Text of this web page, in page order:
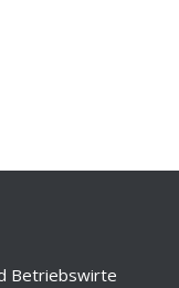
Betriebswirte